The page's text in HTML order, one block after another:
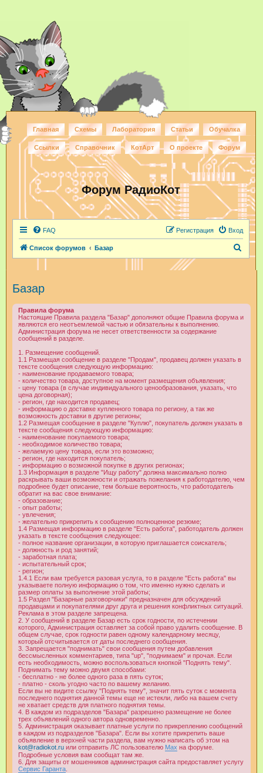
Главная Схемы Лаборатория Статьи Обучалка
Ссылки Справочник КотАрт О проекте Форум
Форум РадиоКот
FAQ Вход
Регистрация
Список форумов Базар
к
Базар
Правила форума
Настоящие Правила раздела "Базар" дополняют общие Правила форума и
являются его неотъемлемой частью и обязательны к выполнению.
Администрация форума не несет ответственности за содержание
сообщений в разделе.
1. Размещение сообщений.
1.1 Размещая сообщение в разделе "Продам", продавец должен указать в
тексте сообщения следующую информацию:
- наименование продаваемого товара;
- количество товара, доступное на момент размещения объявления;
- цену товара (в случае индивидуального ценообразования, указать, что
цена договорная);
- регион, где находится продавец;
- информацию о доставке купленного товара по региону, а так же
возможность доставки в другие регионы;
1.2 Размещая сообщение в разделе "Куплю", покупатель должен указать в
тексте сообщения следующую информацию:
- наименование покупаемого товара;
- необходимое количество товара;
- желаемую цену товара, если это возможно;
- регион, где находится покупатель;
- информацию о возможной покупке в других регионах;
1.3 Информация в разделе "Ищу работу" должна максимально полно
раскрывать ваши возможности и отражать пожелания к работодателю, чем
подробнее будет описание, тем больше вероятность, что работодатель
обратит на вас свое внимание:
- образование;
- опыт работы;
- увлечения;
- желательно прикрепить к сообщению полноценное резюме;
1.4 Размещая информацию в разделе "Есть работа", работодатель должен
указать в тексте сообщения следующее:
- полное название организации, в которую приглашается соискатель;
- должность и род занятий;
- заработная плата;
- испытательный срок;
- регион;
1.4.1 Если вам требуется разовая услуга, то в разделе "Есть работа" вы
указываете полную информацию о том, что именно нужно сделать и
размер оплаты за выполнение этой работы;
1.5 Раздел "Базарные разговорчики" предназначен для обсуждений
продавцами и покупателями друг друга и решения конфликтных ситуаций.
Реклама в этом разделе запрещена.
2. У сообщений в разделе Базар есть срок годности, по истечении
которого, Администрация оставляет за собой право удалить сообщение. В
общем случае, срок годности равен одному календарному месяцу,
который отсчитывается от даты последнего сообщения.
3. Запрещается "поднимать" свои сообщения путем добавления
бессмысленных комментариев, типа "up", "поднимаем" и прочая. Если
есть необходимость, можно воспользоваться кнопкой "Поднять тему".
Поднимать тему можно двумя способами:
- бесплатно - не более одного раза в пять суток;
- платно - сколь угодно часто по вашему желанию.
Если вы не видите ссылку "Поднять тему", значит пять суток с момента
последнего поднятия данной темы еще не истекли, либо на вашем счету
не хватает средств для платного поднятия темы.
4. В каждом из подразделов "Базара" разрешено размещение не более
трех объявлений одного автора одновременно.
5. Администрация оказывает платные услуги по прикреплению сообщений
в каждом из подразделов "Базара". Если вы хотите прикрепить ваше
объявление в верхней части раздела, вам нужно написать об этом на
kot@radiokot.ru или отправить ЛС пользователю Max на форуме.
Подробные условия вам сообщат там же.
6. Для защиты от мошенников администрация сайта предоставляет услугу
Сервис Гаранта